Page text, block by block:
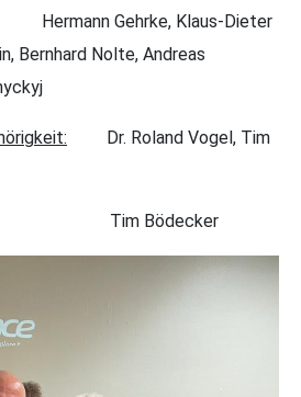
Klaus-Dieter
Bernhard Nolte, Andreas
Dr. Roland Vogel, Tim
Bödecker